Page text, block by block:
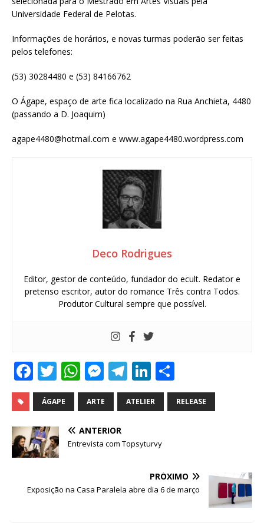
Universidade Federal de Pelotas.
Informações de horários, e novas turmas poderão ser feitas
pelos telefones:
(53) 30284480 e (53) 84166762
O Ágape, espaço de arte fica localizado na Rua Anchieta, 4480
(passando a D. Joaquim)
agape4480@hotmail.com e www.agape4480.wordpress.com
Deco Rodrigues
Editor, gestor de conteúdo, fundador do ecult. Redator e
pretenso escritor, autor do romance Três contra Todos.
Produtor Cultural sempre que possível.
F
a
c
e
b
o
o
k
T
w
it
te
r
W
h
at
s
A
p
M
e
ss
e
n
e
T
el
e
ra
Li
n
k
dI
h
ar
ÁGAPE ARTE ATELIER RELEASE
ANTERIOR
Entrevista com Topsyturvy
PRÓXIMO
Exposição na Casa Paralela abre dia 6 de março